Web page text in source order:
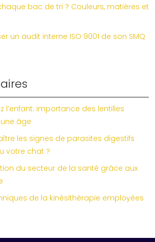
bac de tri ? Couleurs, matières et
un audit interne ISO 9001 de son SMQ
l’enfant: importance des lentilles
âge
les signes de parasites digestifs
votre chat ?
du secteur de la santé grâce aux
de la kinésithérapie employées